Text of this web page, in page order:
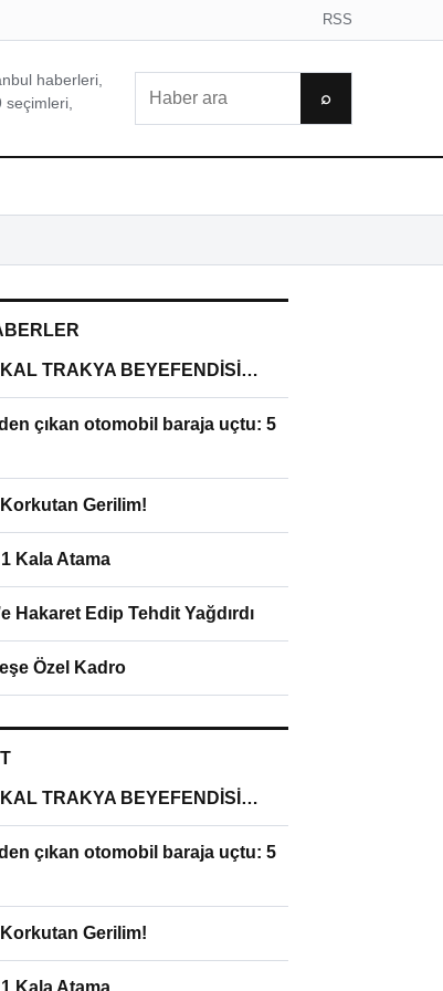
RSS
haberleri,
⌕
TRAKYA BEYEFENDİSİ…
çıkan otomobil baraja uçtu: 5
Korkutan Gerilim!
Kala Atama
Hakaret Edip Tehdit Yağdırdı
Özel Kadro
TRAKYA BEYEFENDİSİ…
çıkan otomobil baraja uçtu: 5
Korkutan Gerilim!
Kala Atama